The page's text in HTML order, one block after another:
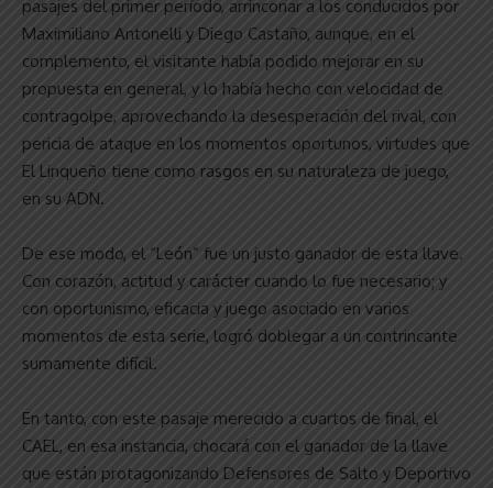
pasajes del primer período, arrinconar a los conducidos por
Maximiliano Antonelli y Diego Castaño, aunque, en el
complemento, el visitante había podido mejorar en su
propuesta en general, y lo había hecho con velocidad de
contragolpe, aprovechando la desesperación del rival, con
pericia de ataque en los momentos oportunos, virtudes que
El Linqueño tiene como rasgos en su naturaleza de juego,
en su ADN.
De ese modo, el “León” fue un justo ganador de esta llave.
Con corazón, actitud y carácter cuando lo fue necesario; y
con oportunismo, eficacia y juego asociado en varios
momentos de esta serie, logró doblegar a un contrincante
sumamente difícil.
En tanto, con este pasaje merecido a cuartos de final, el
CAEL, en esa instancia, chocará con el ganador de la llave
que están protagonizando Defensores de Salto y Deportivo